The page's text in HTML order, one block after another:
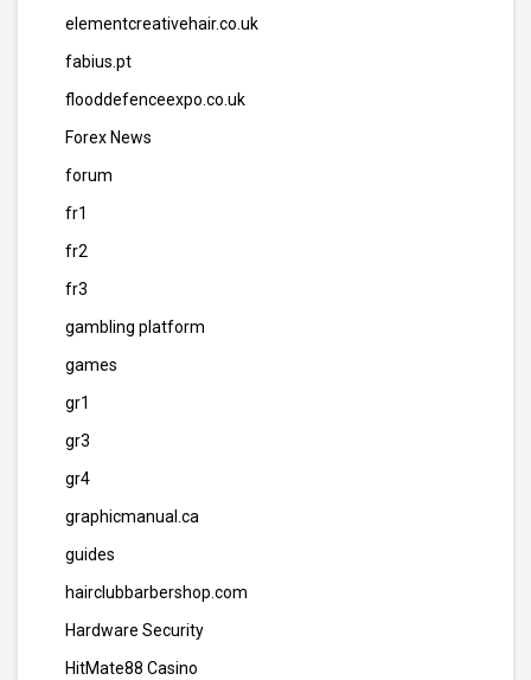
elementcreativehair.co.uk
fabius.pt
flooddefenceexpo.co.uk
Forex News
forum
fr1
fr2
fr3
gambling platform
games
gr1
gr3
gr4
graphicmanual.ca
guides
hairclubbarbershop.com
Hardware Security
HitMate88 Casino